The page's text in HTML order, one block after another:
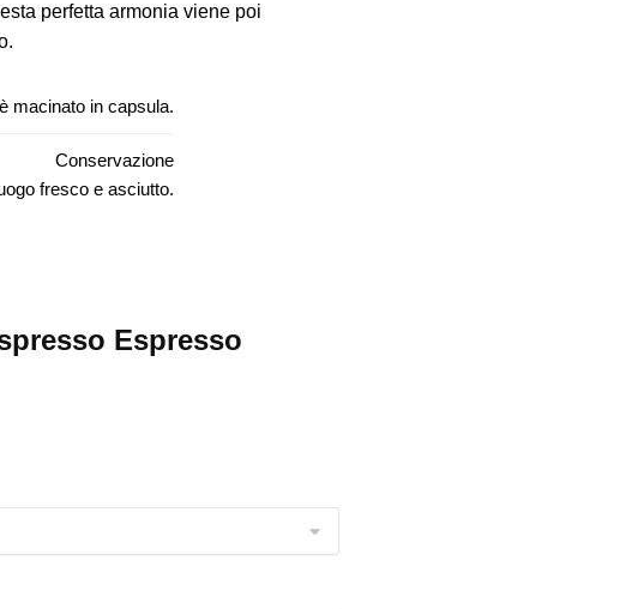
perfetta armonia viene poi
macinato in capsula.
Conservazione
fresco e asciutto.
Espresso